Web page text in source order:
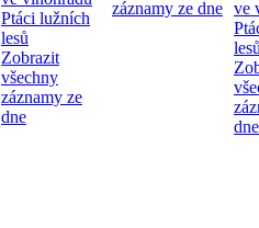
Ptáci lužních
lesů
Zobrazit
všechny
záznamy ze
dne
záznamy ze dne ve
dne